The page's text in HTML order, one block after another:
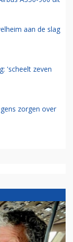
aan de slag
'scheelt zeven
zorgen over